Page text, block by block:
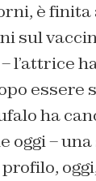
è
sul
l’attrice
ha
oggi –